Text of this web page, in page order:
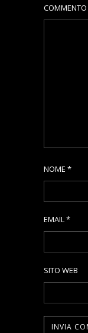
COMMENTO
NOME *
EMAIL*
SITO WEB